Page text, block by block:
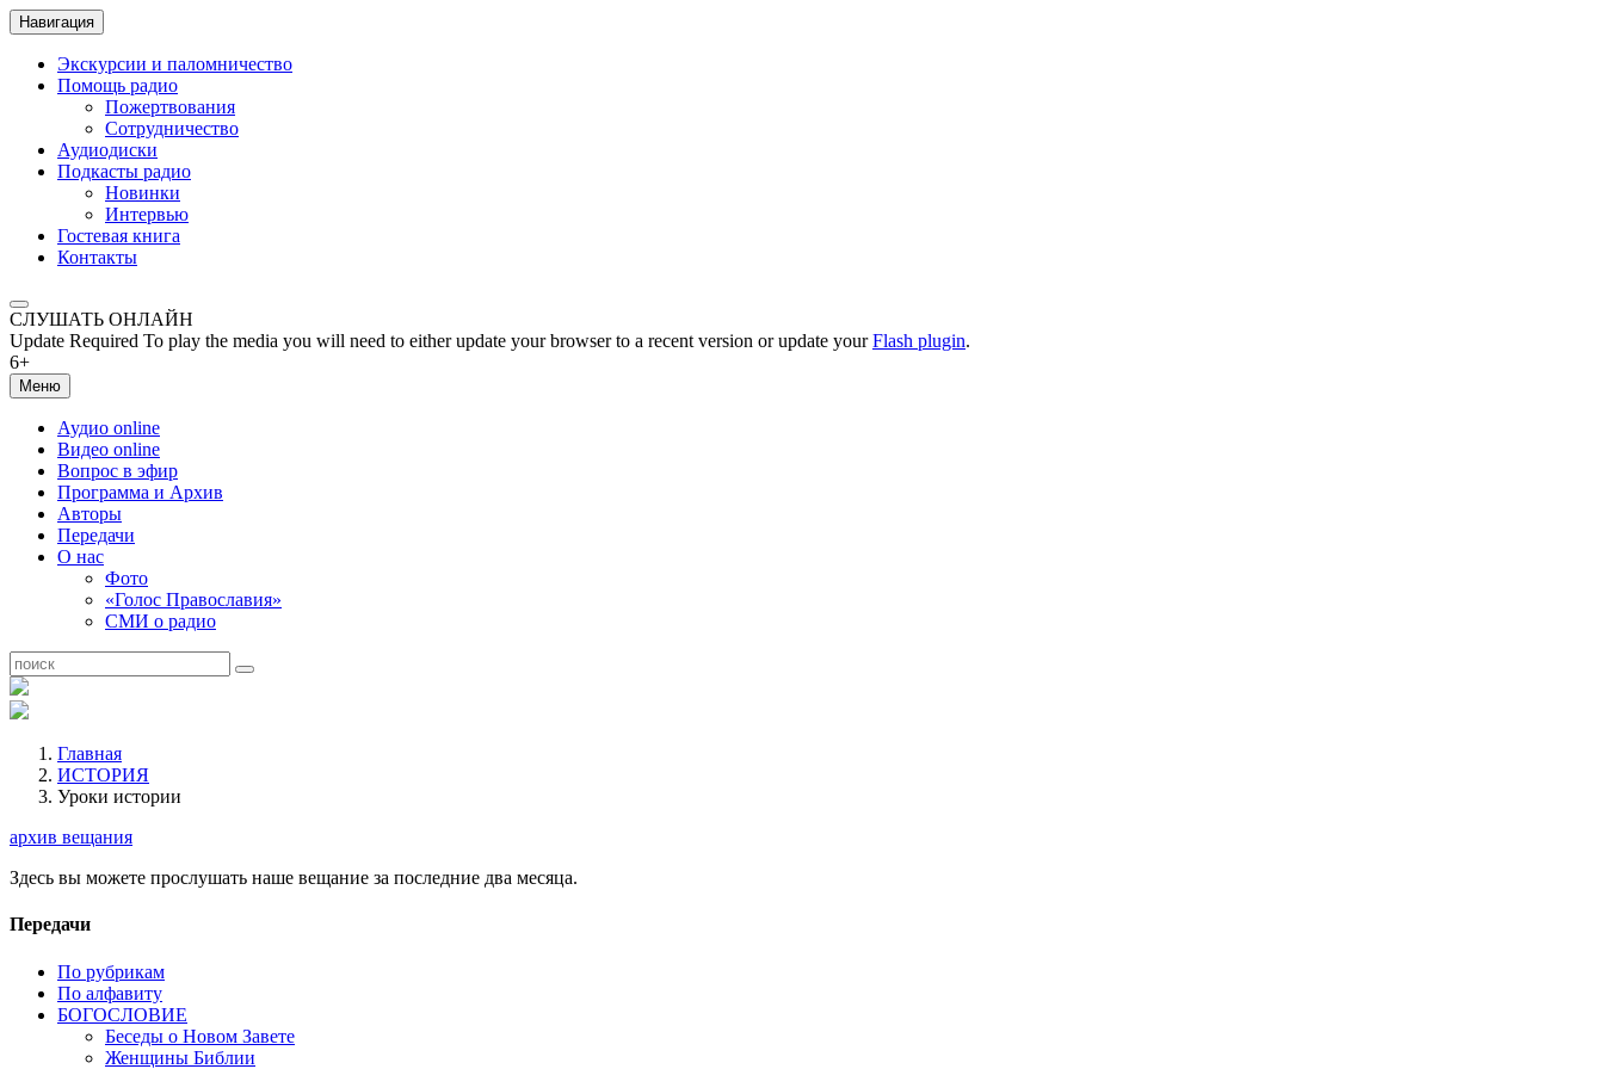
Навигация
Экскурсии и паломничество
Помощь радио
Пожертвования
Сотрудничество
Аудиодиски
Подкасты радио
Новинки
Интервью
Гостевая книга
Контакты
СЛУШАТЬ ОНЛАЙН
Update Required To play the media you will need to either update your browser to a recent version or update yourFlash plugin.
6+
Меню
Аудио online
Видео online
Вопрос в эфир
Программа и Архив
Авторы
Передачи
О нас
Фото
«Голос Православия»
СМИ о радио
Главная
ИСТОРИЯ
Уроки истории
архив вещания
Здесь вы можете прослушать наше вещание за последние два месяца.
Передачи
По рубрикам
По алфавиту
БОГОСЛОВИЕ
Беседы о Новом Завете
Женщины Библии